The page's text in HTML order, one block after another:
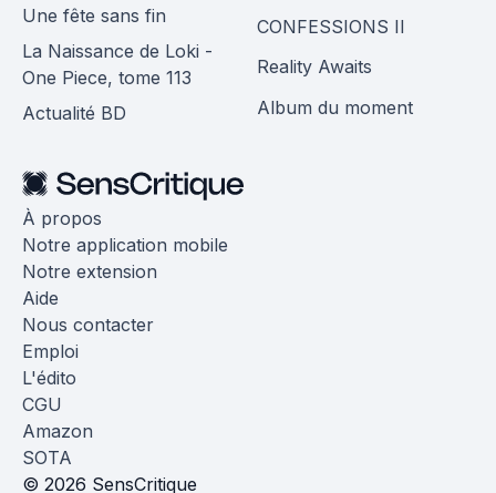
Une fête sans fin
La Naissance de Loki -
One Piece, tome 113
Actualité BD
CONFESSIONS II
Reality Awaits
Album du moment
À propos
Notre application mobile
Notre extension
Aide
Nous contacter
Emploi
L'édito
CGU
Amazon
SOTA
© 2026 SensCritique